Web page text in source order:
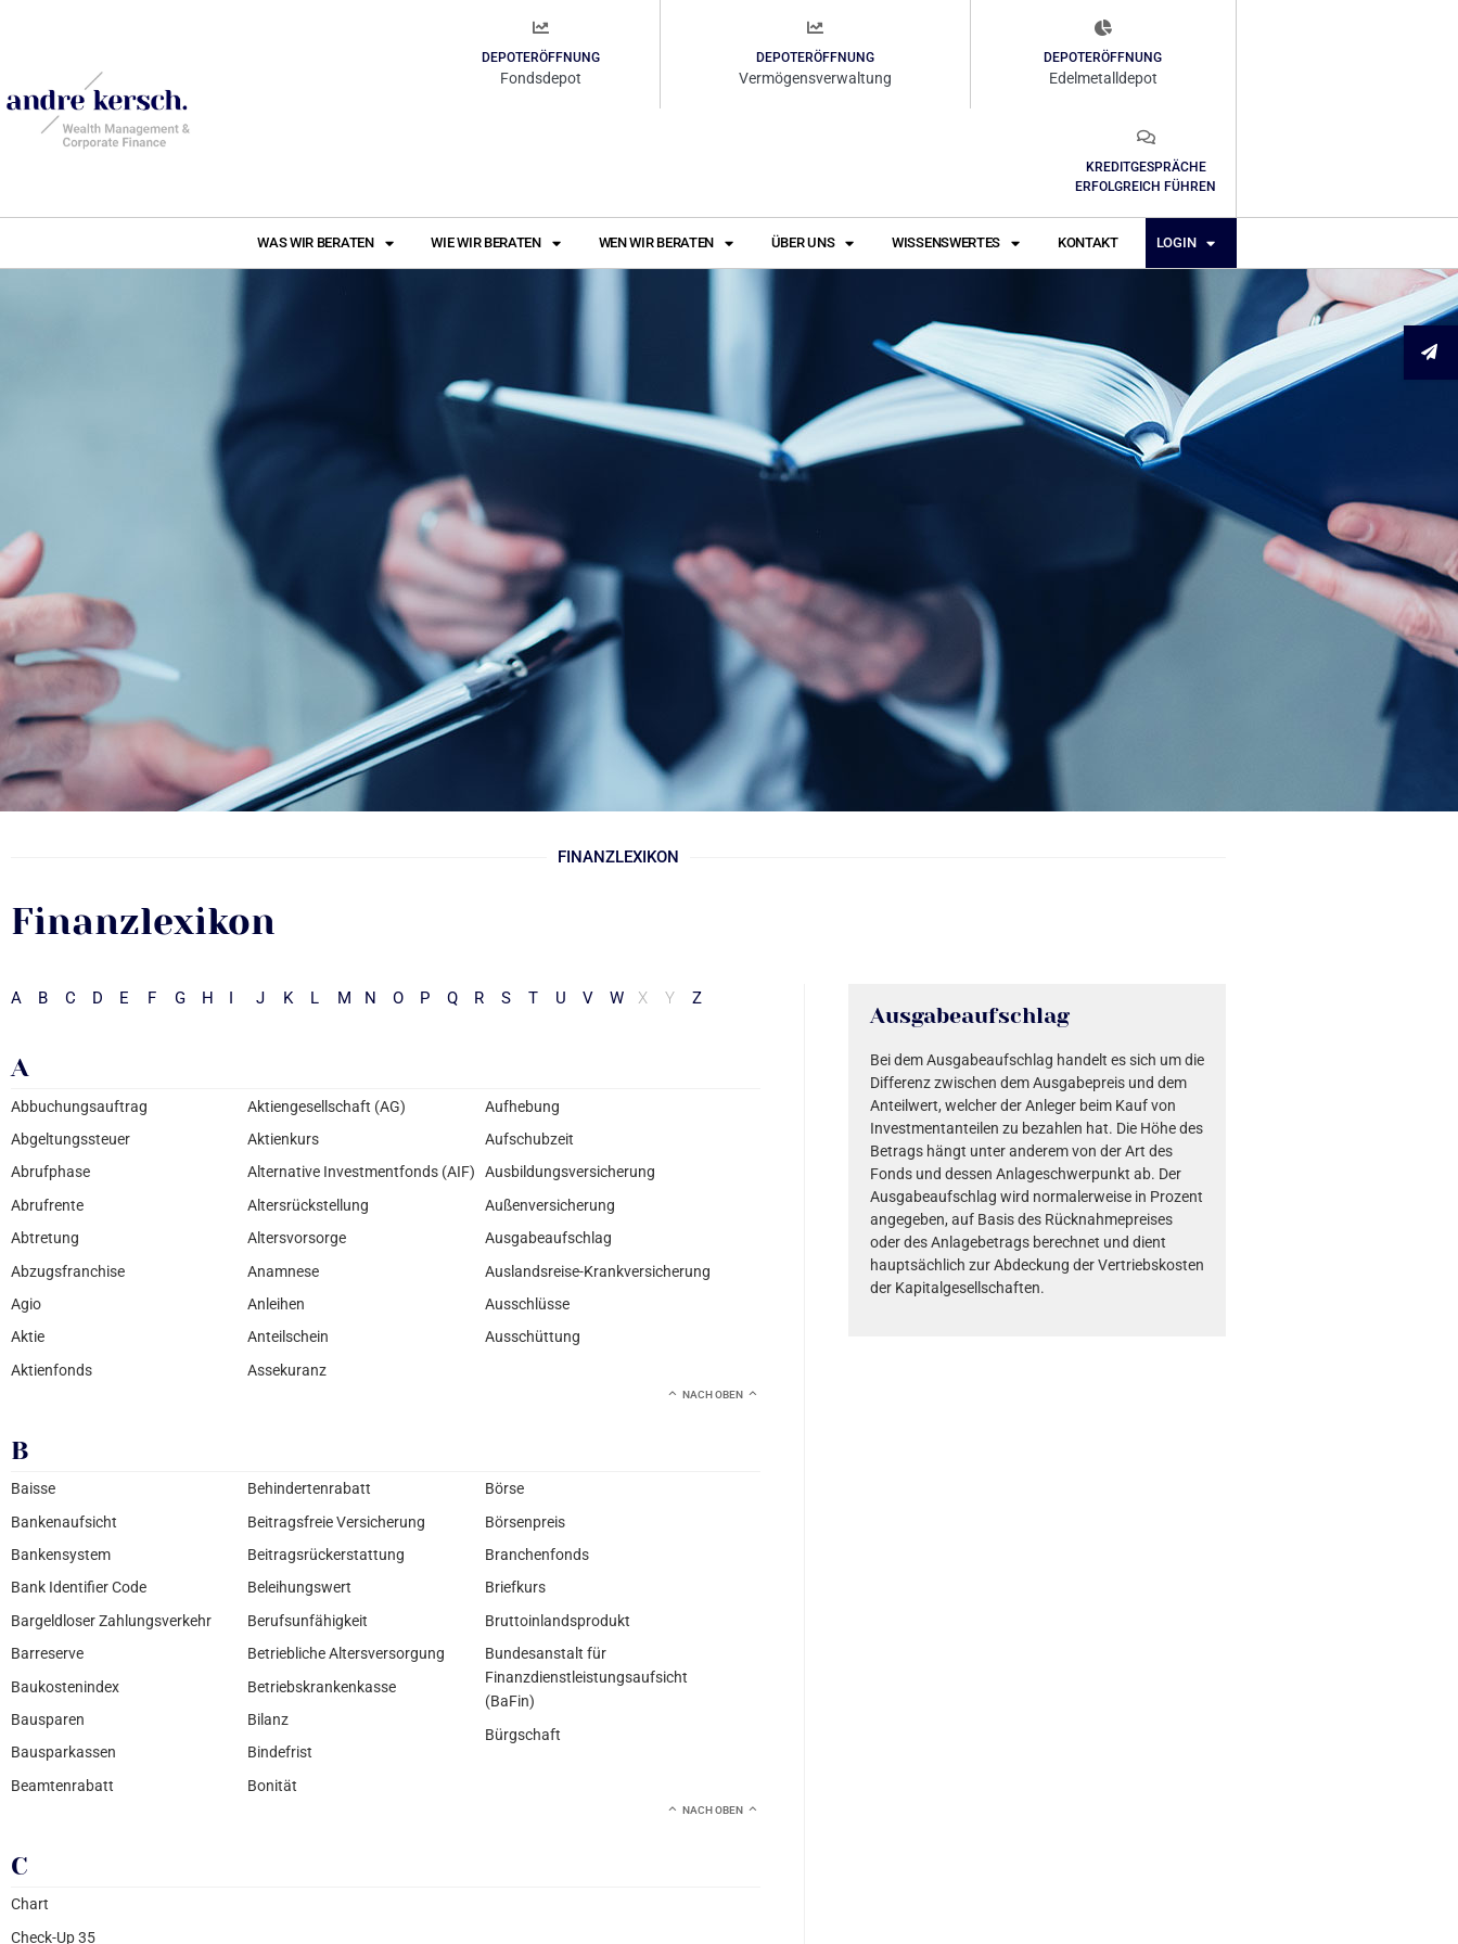
DEPOTERÖFFNUNG
Fondsdepot
DEPOTERÖFFNUNG
Vermögensverwaltung
DEPOTERÖFFNUNG
Edelmetalldepot
KREDITGESPRÄCHE
ERFOLGREICH FÜHREN
WAS WIR BERATEN WIE WIR BERATEN WEN WIR BERATEN ÜBER UNS WISSENSWERTES KONTAKT LOGIN
FINANZLEXIKON
Finanzlexikon
A B C D E F G H I J K L M N O P Q R S T U V W X Y Z
A
Abbuchungsauftrag
Abgeltungssteuer
Abrufphase
Abrufrente
Abtretung
Abzugsfranchise
Agio
Aktie
Aktienfonds
Aktiengesellschaft (AG)
Aktienkurs
Alternative Investmentfonds (AIF)
Altersrückstellung
Altersvorsorge
Anamnese
Anleihen
Anteilschein
Assekuranz
Aufhebung
Aufschubzeit
Ausbildungsversicherung
Außenversicherung
Ausgabeaufschlag
Auslandsreise-Krankversicherung
Ausschlüsse
Ausschüttung
NACH OBEN
B
Baisse
Bankenaufsicht
Bankensystem
Bank Identifier Code
Bargeldloser Zahlungsverkehr
Barreserve
Baukostenindex
Bausparen
Bausparkassen
Beamtenrabatt
Behindertenrabatt
Beitragsfreie Versicherung
Beitragsrückerstattung
Beleihungswert
Berufsunfähigkeit
Betriebliche Altersversorgung
Betriebskrankenkasse
Bilanz
Bindefrist
Bonität
Börse
Börsenpreis
Branchenfonds
Briefkurs
Bruttoinlandsprodukt
Bundesanstalt für
Finanzdienstleistungsaufsicht
(BaFin)
Bürgschaft
NACH OBEN
C
Chart
Check-Up 35
Ausgabeaufschlag
Bei dem Ausgabeaufschlag handelt es sich um die
Differenz zwischen dem Ausgabepreis und dem
Anteilwert, welcher der Anleger beim Kauf von
Investmentanteilen zu bezahlen hat. Die Höhe des
Betrags hängt unter anderem von der Art des
Fonds und dessen Anlageschwerpunkt ab. Der
Ausgabeaufschlag wird normalerweise in Prozent
angegeben, auf Basis des Rücknahmepreises
oder des Anlagebetrags berechnet und dient
hauptsächlich zur Abdeckung der Vertriebskosten
der Kapitalgesellschaften.